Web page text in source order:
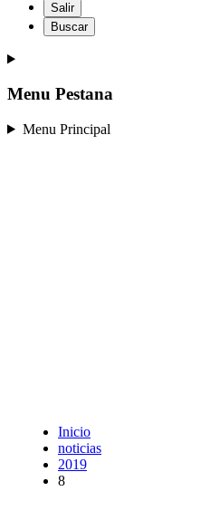
Salir
Buscar
Menu Pestana
Menu Principal
Inicio
noticias
2019
8